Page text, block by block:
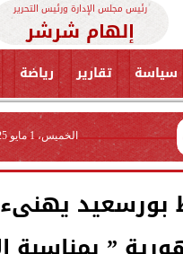
رئيس مجلس الإدارة ورئيس التحرير
إلهام شرشر
سياسة تقارير رياضة
الخميس، 1 مايو 2025
بورسعيد